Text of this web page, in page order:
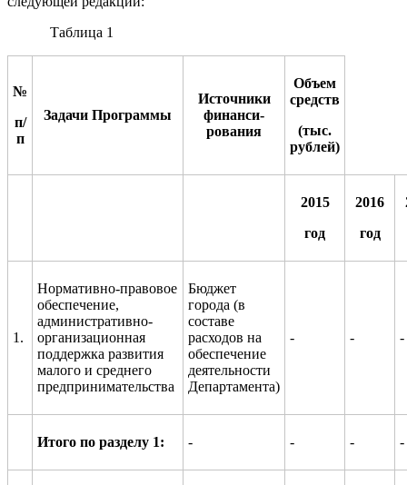
Таблица 1
№
п/
п
Задачи Программы
Источники
финанси-
рования
Объем
средств
(тыс.
рублей)
2015
год
2016
год
1.
Нормативно-правовое
обеспечение,
административно-
организационная
поддержка развития
малого и среднего
предпринимательства
Бюджет
города (в
составе
расходов на
обеспечение
деятельности
Департамента)
- - -
Итого по разделу 1: - - - -